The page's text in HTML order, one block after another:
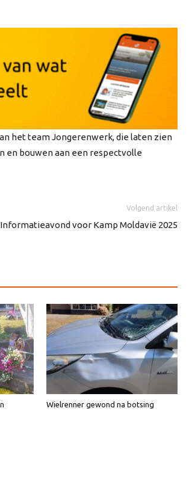
het team Jongerenwerk, die laten zien
en bouwen aan een respectvolle
Volgend artikel
Informatieavond voor Kamp Moldavië 2025
Wielrenner gewond na botsing